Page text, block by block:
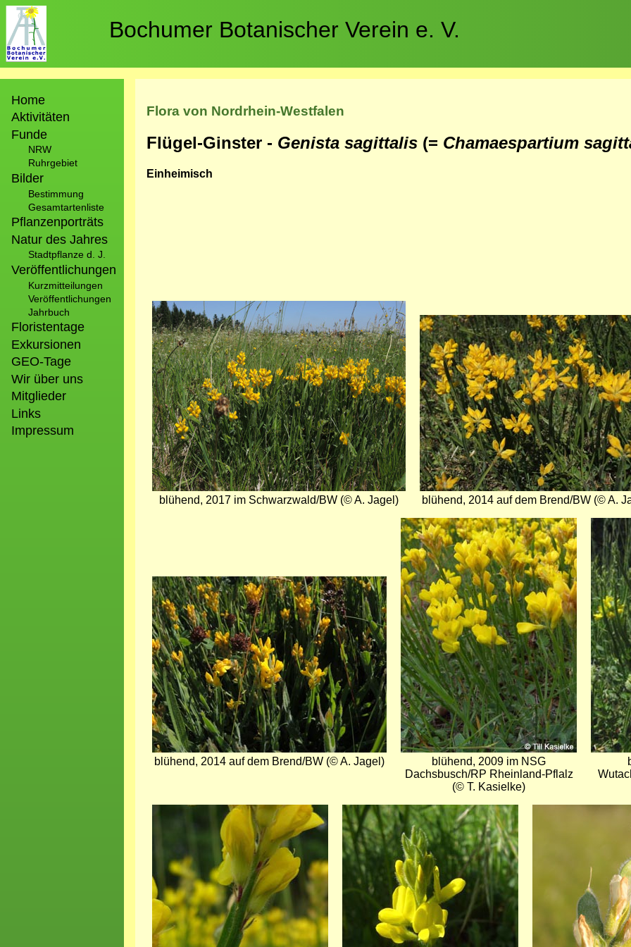
Direkt
zum
Inhalt
Bochumer Botanischer Verein e. V.
Home
Aktivitäten
Funde
NRW
Ruhrgebiet
Bilder
Bestimmung
Gesamtartenliste
Pflanzenporträts
Natur des Jahres
Stadtpflanze d. J.
Veröffentlichungen
Kurzmitteilungen
Veröffentlichungen
Jahrbuch
Floristentage
Exkursionen
GEO-Tage
Wir über uns
Mitglieder
Links
Impressum
Flora von Nordrhein-Westfalen
Flügel-Ginster - Genista sagittalis (= Chamaespartium
Einheimisch
Bild
blühend, 2017 im Schwarzwald/BW (© A. Jagel)
Bild
blühend, 2014 auf dem Brend/BW (© A.
Bild
blühend, 2014 auf dem Brend/BW (© A. Jagel)
Bild
blühend, 2009 im NSG
Dachsbusch/RP Rheinland-Pflalz
(© T. Kasielke)
Bild
Bild